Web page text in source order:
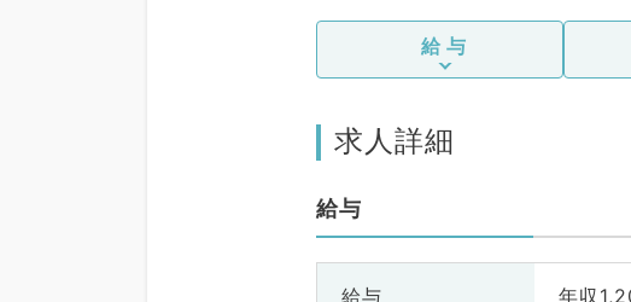
給与
求人詳細
給与
給与 年収